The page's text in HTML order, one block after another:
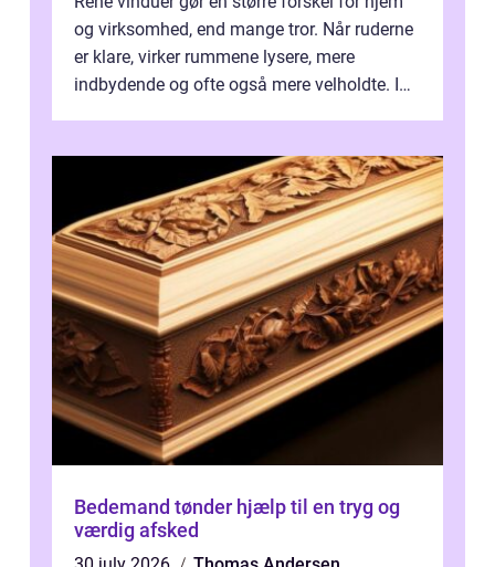
og virksomhed, end mange tror. Når ruderne
er klare, virker rummene lysere, mere
indbydende og ofte også mere velholdte. I
Bedemand tønder hjælp til en tryg og
værdig afsked